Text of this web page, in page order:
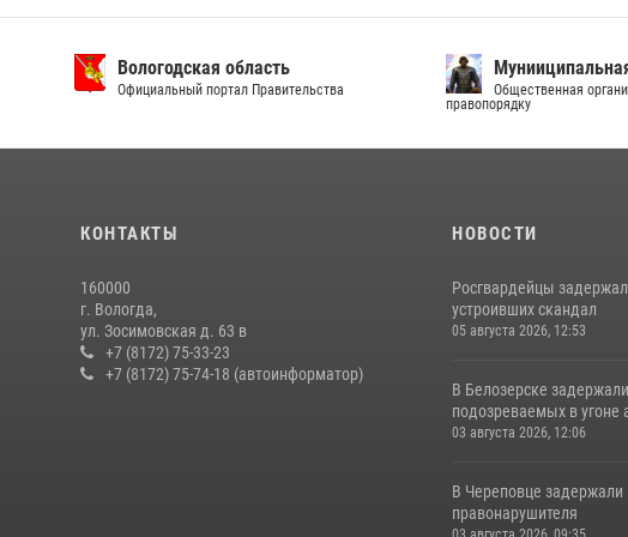
Вологодская область
Официальный портал Правительства
Общественная
правопорядку
КОНТАКТЫ
160000
г. Вологда,
ул. Зосимовская д. 63 в
+7 (8172) 75-33-23
+7 (8172) 75-74-18 (автоинформатор)
НОВОСТИ
Росгвардейцы
устроивших скандал
05 августа 2026, 12:53
В Белозерске
подозреваемых в угоне
03 августа 2026, 12:06
В Череповце задержали
правонарушителя